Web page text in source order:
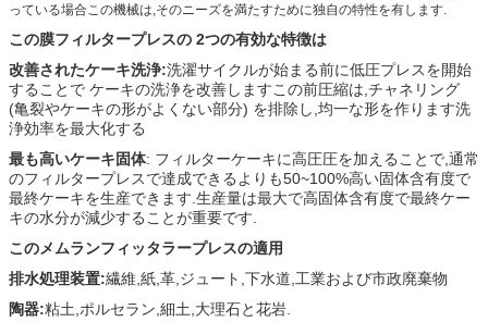
っている場合この機械は,そのニーズを満たすために独自の特性を有します.
この膜フィルタープレスの 2つの有効な特徴は
改善されたケーキ洗浄:洗濯サイクルが始まる前に低圧プレスを開始
することで ケーキの洗浄を改善しますこの前圧縮は,チャネリング
(亀裂やケーキの形がよくない部分) を排除し,均一な形を作ります洗
浄効率を最大化する
最も高いケーキ固体: フィルターケーキに高圧圧を加えることで,通常
のフィルタープレスで達成できるよりも50~100%高い固体含有度で
最終ケーキを生産できます.生産量は最大で高固体含有度で最終ケー
キの水分が減少することが重要です.
このメムランフィッタラープレスの適用
排水処理装置:繊維,紙,革,ジュート,下水道,工業および市政廃棄物
陶器:粘土,ポルセラン,細土,大理石と花岩.